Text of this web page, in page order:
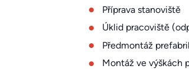
Příprava stanoviště
Úklid pracoviště
Předmontáž
Montáž ve výškách